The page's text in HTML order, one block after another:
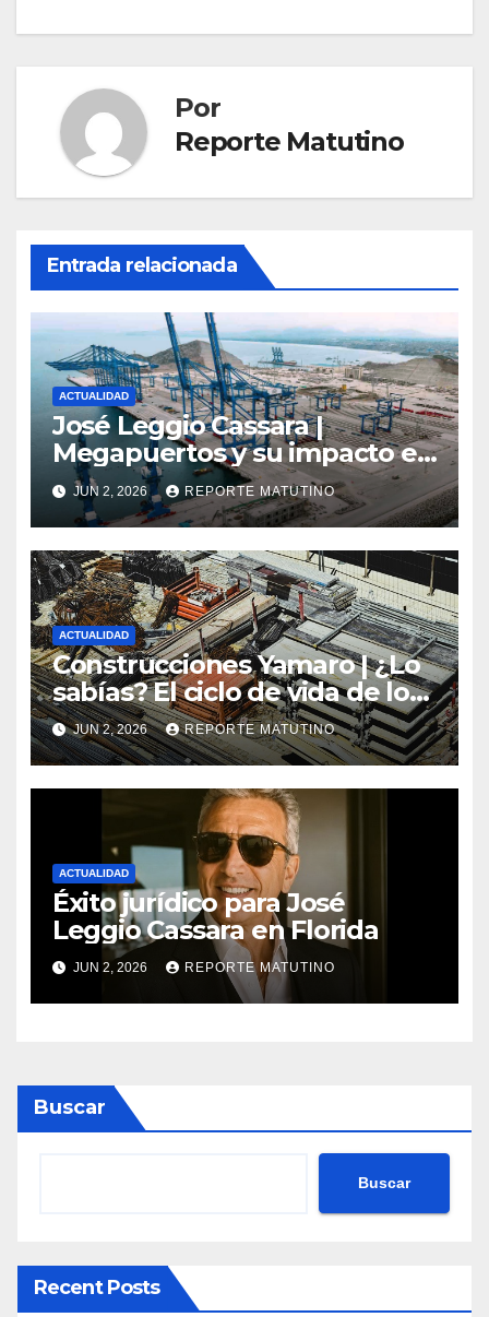
entradas
Por
Reporte Matutino
Entrada relacionada
ACTUALIDAD
José Leggio Cassara |
Megapuertos y su impacto en
el turismo y el comercio
global
JUN 2, 2026 REPORTE MATUTINO
ACTUALIDAD
Construcciones Yamaro | ¿Lo
sabías? El ciclo de vida de los
materiales de construcción
revoluciona eficiencia en
proyectos modernos
JUN 2, 2026 REPORTE MATUTINO
ACTUALIDAD
Éxito jurídico para José
Leggio Cassara en Florida
JUN 2, 2026 REPORTE MATUTINO
Buscar
Buscar
Recent Posts